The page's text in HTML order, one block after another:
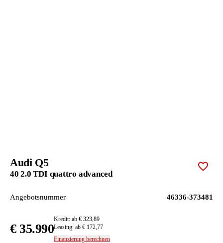
Audi Q5
40 2.0 TDI quattro advanced Zur
Angebotsnummer 46336-373481
€ 35.990
Kredit: ab € 323,89
Leasing: ab € 172,77
Finanzierung berechnen